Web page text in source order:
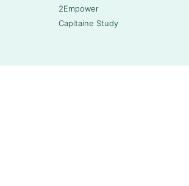
2Empower
Capitaine Study